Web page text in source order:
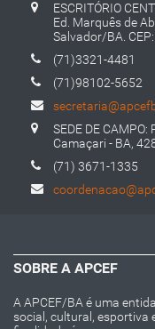
ESCRITÓRIO
Ed. Marquês de
Salvador/BA.
(71)3321-4481
(71)98102-5652
SEDE DE
Camaçari - BA,
(71) 3671-1335
SOBRE A APCEF
A APCEF/BA é uma
social, cultural, esportiva